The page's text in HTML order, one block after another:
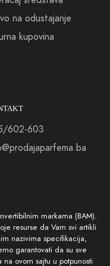
na odustajanje
kupovina
602-603
markama (BAM).
resurse da Vam svi artikli
nazivima specifikacija,
garantovati da su sve
ovom sajtu u potpunosti